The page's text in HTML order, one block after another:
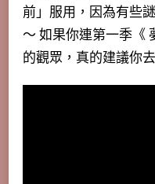
前」服用，因為有些
～ 如果你連第一季《
的觀眾，真的建議你